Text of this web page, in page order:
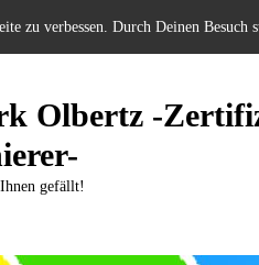
zu verbessen. Durch Deinen Besuch
Olbertz -
gefällt!